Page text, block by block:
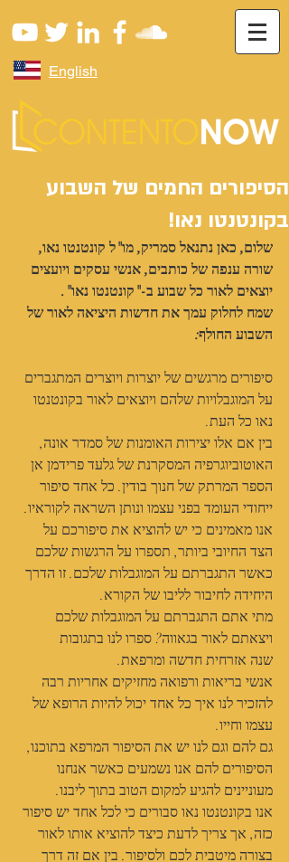
English
הסיפורים החמים של השבוע
בקונטנטו נאו!
שלום, כאן נתנאל סמריק, מו"ל קונטנטו נאו,
שורה ענפה של כותבים, אנשי עסקים ויועצים
יוצאים לאור כל שבוע ב-"קונטנטו נאו".
שמח לחלוק עמך את חדשות היציאה לאור של
השבוע החולף:
סיפורים מרגשים של יוצרות ויוצרים המתגברים
על המוגבלויות שלהם ויוצאים לאור בקונטנטו
נאו כל העת.
בין אם אלו יצירות האומנות של סמדר אונה,
האוטוביוגרפיה המסקרנת של גלעד פרידמן אן
הספר המרתק של חנוך בודין. כל אחד סיפור
ייחודי העומד בפני עצמו ונותן השראה לקוראיו.
אנו מאמינים כי יש להוציא את סיפורכם על
הצד החיובי ביותר, תספרו על הרגשות שלכם
כאשר התגברתם על המוגבלות שלכם. זו הדרך
היחידה לחיבור לליבו של הקורא.
מתי אתם התגברתם על המוגבלות שלכם
ויצאתם לאור בגאווה? ספרו לנו בתגובות
שנה אזרחית חדשה ומרפאת.
אנשי בריאות ורפואה מחזיקים אחריות רבה
להזכיר לנו איך כל אחד יכול להיות הרופא של
עצמו וחייו.
גם להם וגם לנו יש את הסיפור המרפא בתוכנו,
הסיפורים להם אנו נשמעים כאשר אנחנו
מעוניינים להגיע למקום הטוב בתוך ליבנו.
אנו בקונטנטו נאו סבורים כי לכל אחד יש סיפור
כזה, אך צריך לדעת כיצד להוציא אותו לאור
בצורה מיטבית לכם ולסיפור. בין אם זה דרך